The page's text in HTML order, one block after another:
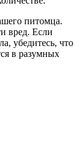
питомца.
вред. Если
убедитесь, что
в разумных